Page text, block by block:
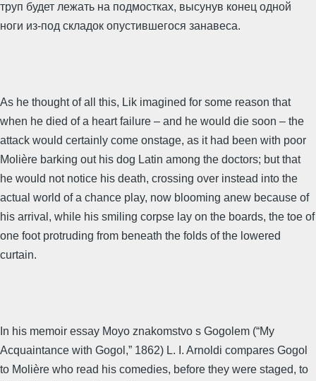
труп будет лежать на подмостках, высунув конец одной
ноги из-под складок опустившегося занавеса.
As he thought of all this, Lik imagined for some reason that
when he died of a heart failure – and he would die soon – the
attack would certainly come onstage, as it had been with poor
Molière barking out his dog Latin among the doctors; but that
he would not notice his death, crossing over instead into the
actual world of a chance play, now blooming anew because of
his arrival, while his smiling corpse lay on the boards, the toe of
one foot protruding from beneath the folds of the lowered
curtain.
In his memoir essay Moyo znakomstvo s Gogolem (“My
Acquaintance with Gogol,” 1862) L. I. Arnoldi compares Gogol
to Molière who read his comedies, before they were staged, to